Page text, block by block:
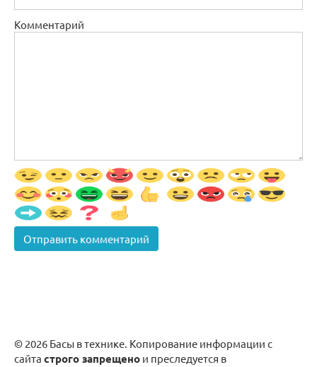
Комментарий
© 2026 Басы в технике. Копирование информации с
сайта строго запрещено и преследуется в